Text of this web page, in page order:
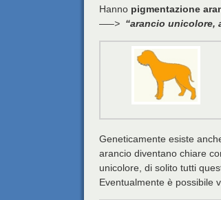
Hanno pigmentazione
—–> “arancio unicolore,
Geneticamente esiste
arancio diventano chiare
unicolore, di solito tutti
Eventualmente è possibile